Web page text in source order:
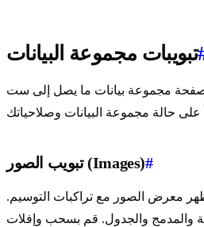
تبويبات مجموعة البيانات
مجموعة بيانات ما يصل إلى ست
تبويب الصور (Images)#
معرض الصور مع تراكبات التوسيم.
والمدمج والجدول. قم بسحب وإفلات